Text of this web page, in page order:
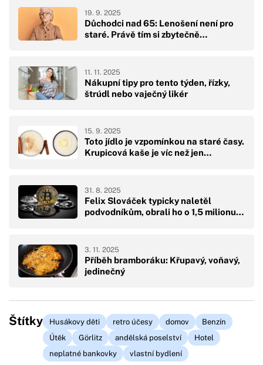
Důchodci nad 65: Lenošení není pro
staré. Právě tím si zbytečně…
19. 9. 2025
Nákupní tipy pro tento týden, řízky,
štrúdl nebo vaječný likér
11. 11. 2025
Toto jídlo je vzpomínkou na staré časy.
Krupicová kaše je víc než jen…
15. 9. 2025
Felix Slováček typicky naletěl
podvodníkům, obrali ho o 1,5 milionu…
31. 8. 2025
Příběh bramboráku: Křupavý, voňavý,
jedinečný
3. 11. 2025
Štítky Husákovy děti retro účesy domov
Benzín
Útěk
Görlitz andělská poselství
Hotel
neplatné bankovky
vlastní bydlení